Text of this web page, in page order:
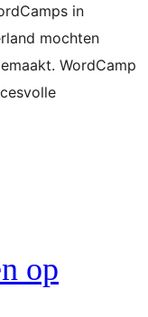
in
mochten
WordCamp
op